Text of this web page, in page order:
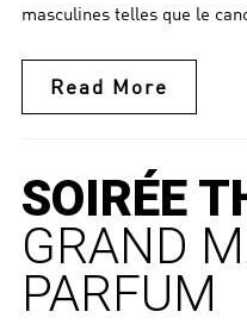
masculines telles que le
Read More
SOIRÉE
GRAND
PARFUM